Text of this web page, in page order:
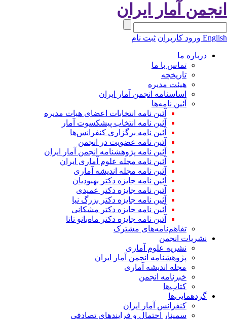
آمار ایران
ورود کاربران ثبت نام
درباره ما
تماس با ما
تاریخچه
هیئت مدیره
اساسنامه انجمن آمار ایران
آئین نامه‌ها
آئین نامه انتخابات اعضای هیات مدیره
آئین نامه انتخاب پیشکسوت آمار
آئین نامه برگزاری کنفرانس‌ها
آئین نامه عضویت در انجمن
آئین نامه پژوهشنامه انجمن آمار ایران
آئین نامه مجله علوم آماری ایران
آئین نامه مجله اندیشه آماری
آئین‌ نامه جایزه دکتر بهبودیان
آئین نامه جایزه دکتر عمیدی
آئین نامه جایزه دکتر بزرگ نیا
آئین نامه جایزه دکتر مشکانی
آئین نامه جایزه دکتر ماه‌بانو تاتا
تفاهم‌نامه‌های مشترک
نشریات انجمن
نشریه علوم آماری
پژوهشنامه انجمن آمار ایران
مجله اندیشه آماری
خبرنامه انجمن
کتاب‌ها
گردهمایی‌ها
کنفرانس آمار ایران
سمینار احتمال و فرایندهای تصادفی